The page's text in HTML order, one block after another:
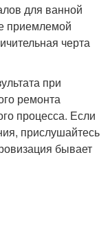
для ванной
приемлемой
черта
при
ремонта
процесса. Если
прислушайтесь
бывает